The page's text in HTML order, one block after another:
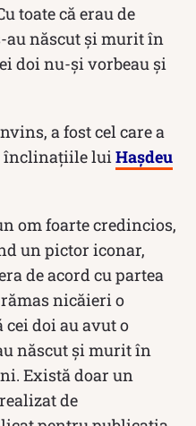
toate că erau de
au născut și murit în
doi nu-și vorbeau și
a fost cel care a
înclinaţiile lui Hașdeu
om foarte credincios,
un pictor iconar,
de acord cu partea
nicăieri o
cei doi au avut o
născut şi murit în
Există doar un
de